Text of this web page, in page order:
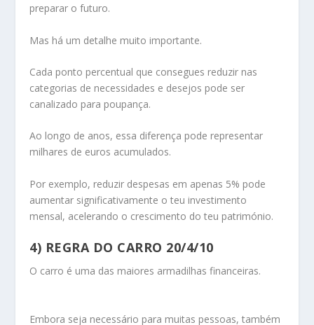
preparar o futuro.
Mas há um detalhe muito importante.
Cada ponto percentual que consegues reduzir nas
categorias de necessidades e desejos pode ser
canalizado para poupança.
Ao longo de anos, essa diferença pode representar
milhares de euros acumulados.
Por exemplo, reduzir despesas em apenas 5% pode
aumentar significativamente o teu investimento
mensal, acelerando o crescimento do teu património.
4) REGRA DO CARRO 20/4/10
O carro é uma das maiores armadilhas financeiras.
Embora seja necessário para muitas pessoas, também